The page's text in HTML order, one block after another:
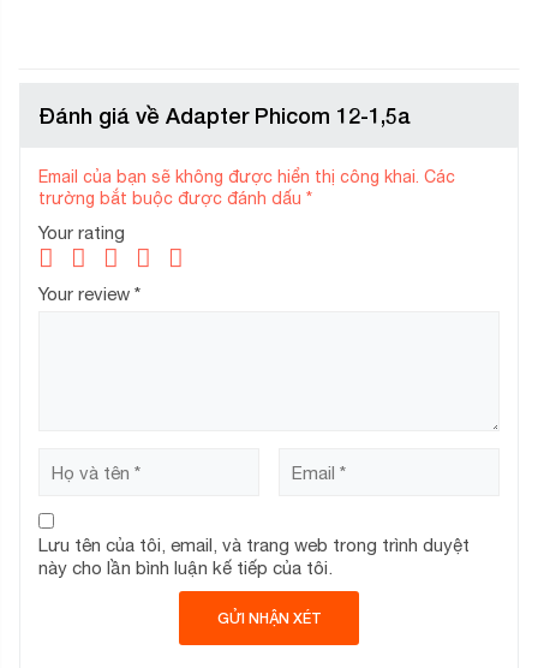
Đánh giá về Adapter Phicom 12-1,5a
Email của bạn sẽ không được hiển thị công khai. Các
trường bắt buộc được đánh dấu *
Your rating
Your review *
Lưu tên của tôi, email, và trang web trong trình duyệt
này cho lần bình luận kế tiếp của tôi.